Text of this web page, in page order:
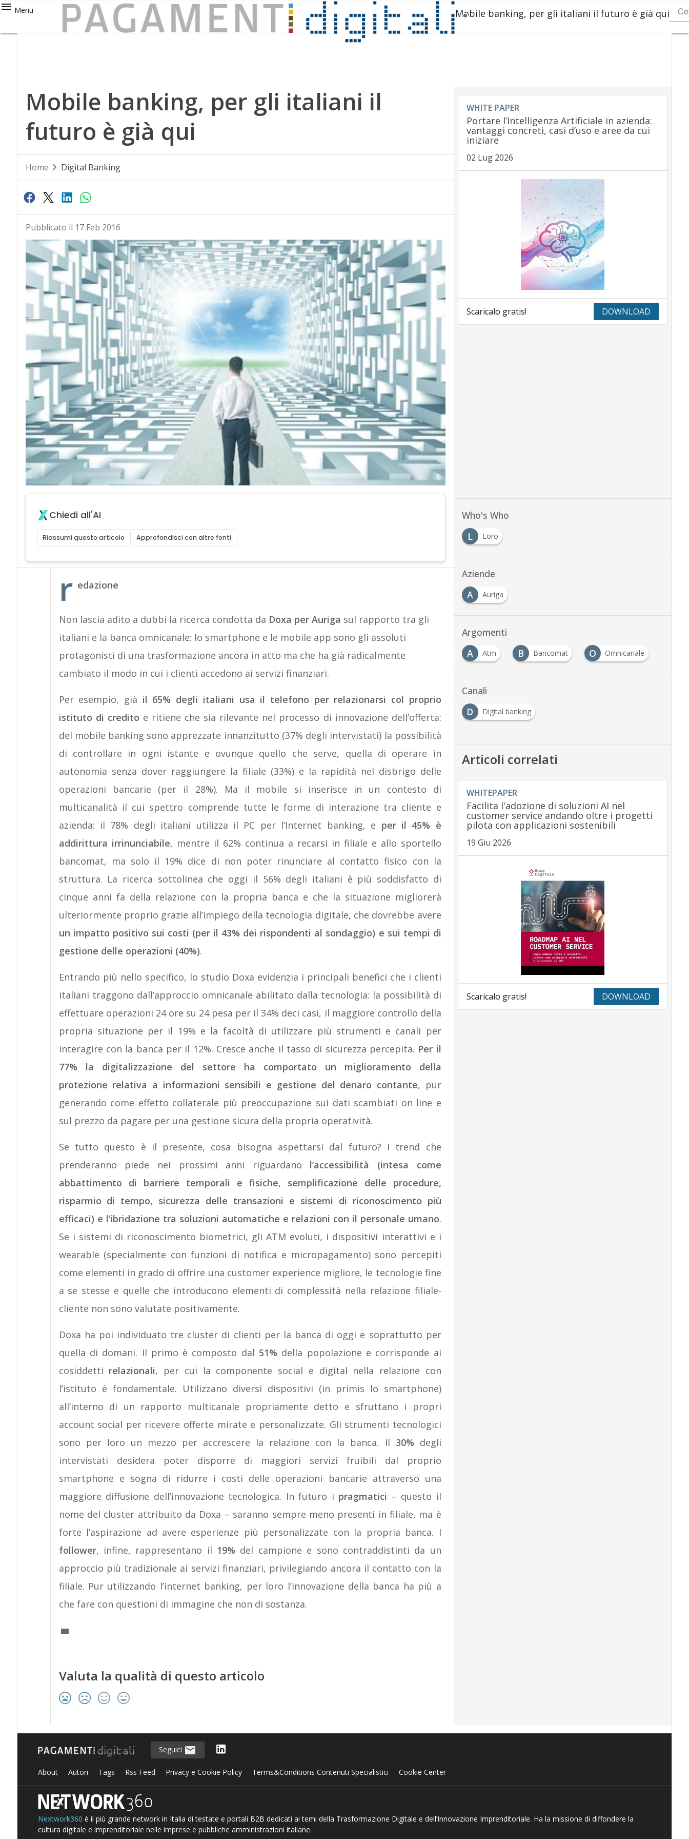
Menu Mobile banking, per gli italiani il futuro è già qui Ultimi
Mobile banking, per gli italiani il
futuro è già qui
Home Digital Banking
Pubblicato il 17 Feb 2016
Chiedi all'AI
Riassumi questo articolo Approfondisci con altre fonti
r edazione
Non lascia adito a dubbi la ricerca condotta da Doxa per Auriga sul rapporto tra gli
italiani e la banca omnicanale: lo smartphone e le mobile app sono gli assoluti
protagonisti di una trasformazione ancora in atto ma che ha già radicalmente
cambiato il modo in cui i clienti accedono ai servizi finanziari.
Per esempio, già il 65% degli italiani usa il telefono per relazionarsi col proprio
istituto di credito e ritiene che sia rilevante nel processo di innovazione dell’offerta:
del mobile banking sono apprezzate innanzitutto (37% degli intervistati) la possibilità
di controllare in ogni istante e ovunque quello che serve, quella di operare in
autonomia senza dover raggiungere la filiale (33%) e la rapidità nel disbrigo delle
operazioni bancarie (per il 28%). Ma il mobile si inserisce in un contesto di
multicanalità il cui spettro comprende tutte le forme di interazione tra cliente e
azienda: il 78% degli italiani utilizza il PC per l’Internet banking, e per il 45% è
addirittura irrinunciabile, mentre il 62% continua a recarsi in filiale e allo sportello
bancomat, ma solo il 19% dice di non poter rinunciare al contatto fisico con la
struttura. La ricerca sottolinea che oggi il 56% degli italiani è più soddisfatto di
cinque anni fa della relazione con la propria banca e che la situazione migliorerà
ulteriormente proprio grazie all’impiego della tecnologia digitale, che dovrebbe avere
un impatto positivo sui costi (per il 43% dei rispondenti al sondaggio) e sui tempi di
gestione delle operazioni (40%).
Entrando più nello specifico, lo studio Doxa evidenzia i principali benefici che i clienti
italiani traggono dall’approccio omnicanale abilitato dalla tecnologia: la possibilità di
effettuare operazioni 24 ore su 24 pesa per il 34% deci casi, il maggiore controllo della
propria situazione per il 19% e la facoltà di utilizzare più strumenti e canali per
interagire con la banca per il 12%. Cresce anche il tasso di sicurezza percepita. Per il
77% la digitalizzazione del settore ha comportato un miglioramento della
protezione relativa a informazioni sensibili e gestione del denaro contante, pur
generando come effetto collaterale più preoccupazione sui dati scambiati on line e
sul prezzo da pagare per una gestione sicura della propria operatività.
Se tutto questo è il presente, cosa bisogna aspettarsi dal futuro? I trend che
prenderanno piede nei prossimi anni riguardano l’accessibilità (intesa come
abbattimento di barriere temporali e fisiche, semplificazione delle procedure,
risparmio di tempo, sicurezza delle transazioni e sistemi di riconoscimento più
efficaci) e l’ibridazione tra soluzioni automatiche e relazioni con il personale umano.
Se i sistemi di riconoscimento biometrici, gli ATM evoluti, i dispositivi interattivi e i
wearable (specialmente con funzioni di notifica e micropagamento) sono percepiti
come elementi in grado di offrire una customer experience migliore, le tecnologie fine
a se stesse e quelle che introducono elementi di complessità nella relazione filiale-
cliente non sono valutate positivamente.
Doxa ha poi individuato tre cluster di clienti per la banca di oggi e soprattutto per
quella di domani. Il primo è composto dal 51% della popolazione e corrisponde ai
cosiddetti relazionali, per cui la componente social e digital nella relazione con
l’istituto è fondamentale. Utilizzano diversi dispositivi (in primis lo smartphone)
all’interno di un rapporto multicanale propriamente detto e sfruttano i propri
account social per ricevere offerte mirate e personalizzate. Gli strumenti tecnologici
sono per loro un mezzo per accrescere la relazione con la banca. Il 30% degli
intervistati desidera poter disporre di maggiori servizi fruibili dal proprio
smartphone e sogna di ridurre i costi delle operazioni bancarie attraverso una
maggiore diffusione dell’innovazione tecnologica. In futuro i pragmatici – questo il
nome del cluster attribuito da Doxa – saranno sempre meno presenti in filiale, ma è
forte l’aspirazione ad avere esperienze più personalizzate con la propria banca. I
follower, infine, rappresentano il 19% del campione e sono contraddistinti da un
approccio più tradizionale ai servizi finanziari, privilegiando ancora il contatto con la
filiale. Pur utilizzando l’internet banking, per loro l’innovazione della banca ha più a
che fare con questioni di immagine che non di sostanza.
Valuta la qualità di questo articolo
WHITE PAPER
Portare l’Intelligenza Artificiale in azienda:
vantaggi concreti, casi d’uso e aree da cui
iniziare
02 Lug 2026
Scaricalo gratis! DOWNLOAD
Who's Who
L
Loro
Aziende
A
Auriga
Argomenti
A
Atm B Bancomat O Omnicanale
Canali
D
Digital banking
Articoli correlati
WHITEPAPER
Facilita l'adozione di soluzioni AI nel
customer service andando oltre i progetti
pilota con applicazioni sostenibili
19 Giu 2026
Scaricalo gratis! DOWNLOAD
Seguici
About Autori Tags Rss Feed Privacy e Cookie Policy Terms&Conditions Contenuti Specialistici Cookie Center
Nextwork360 è il più grande network in Italia di testate e portali B2B dedicati ai temi della Trasformazione Digitale e dell’Innovazione Imprenditoriale. Ha la missione di diffondere la
cultura digitale e imprenditoriale nelle imprese e pubbliche amministrazioni italiane.